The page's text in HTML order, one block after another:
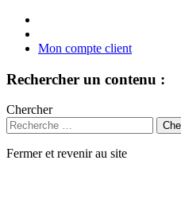
Mon compte client
Rechercher un contenu :
Chercher
Fermer et revenir au site